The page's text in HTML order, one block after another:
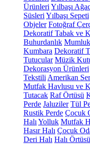
Ürünleri Yılbaşı
Süsleri Yılbaşı Sepeti
Objeler Fotoğraf
Dekoratif Tabak ve
Buhurdanlık
Kumbara Dekoratif
Tutucular Müzik
Dekorasyon Ürünleri
Tekstili Amerikan
Mutfak Havlusu ve
Tutacak Raf Örtüsü
Perde Jaluziler Tül
Rustik Perde Çocuk
Halı Yolluk Mutfak
Hasır Halı Çocuk
Deri Halı Halı Örtüsü